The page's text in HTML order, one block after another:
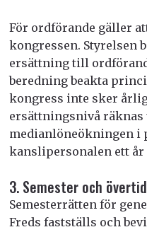
För ordförande gäller
kongressen. Styrelsen
ersättning till
beredning beakta
kongress inte sker
ersättningsnivå räknas
medianlöneökningen i
kanslipersonalen ett
3. Semester och
Semesterrätten för
Freds fastställs och